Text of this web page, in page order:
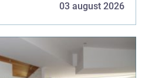
03 august 2026